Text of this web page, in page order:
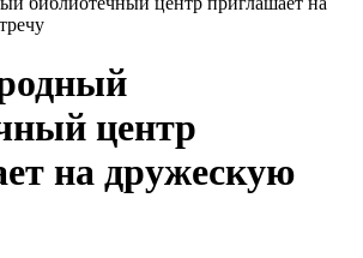
центр
на дружескую